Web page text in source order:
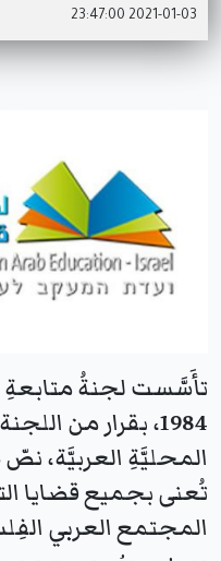
2021-01-03 23:47:00
تأَسَّست لجنةُ متابعةِ
1984، بقرار من
المحليَّةِ العربيَّة،
تُعنى بجميع قضايا
المجتمع العربي